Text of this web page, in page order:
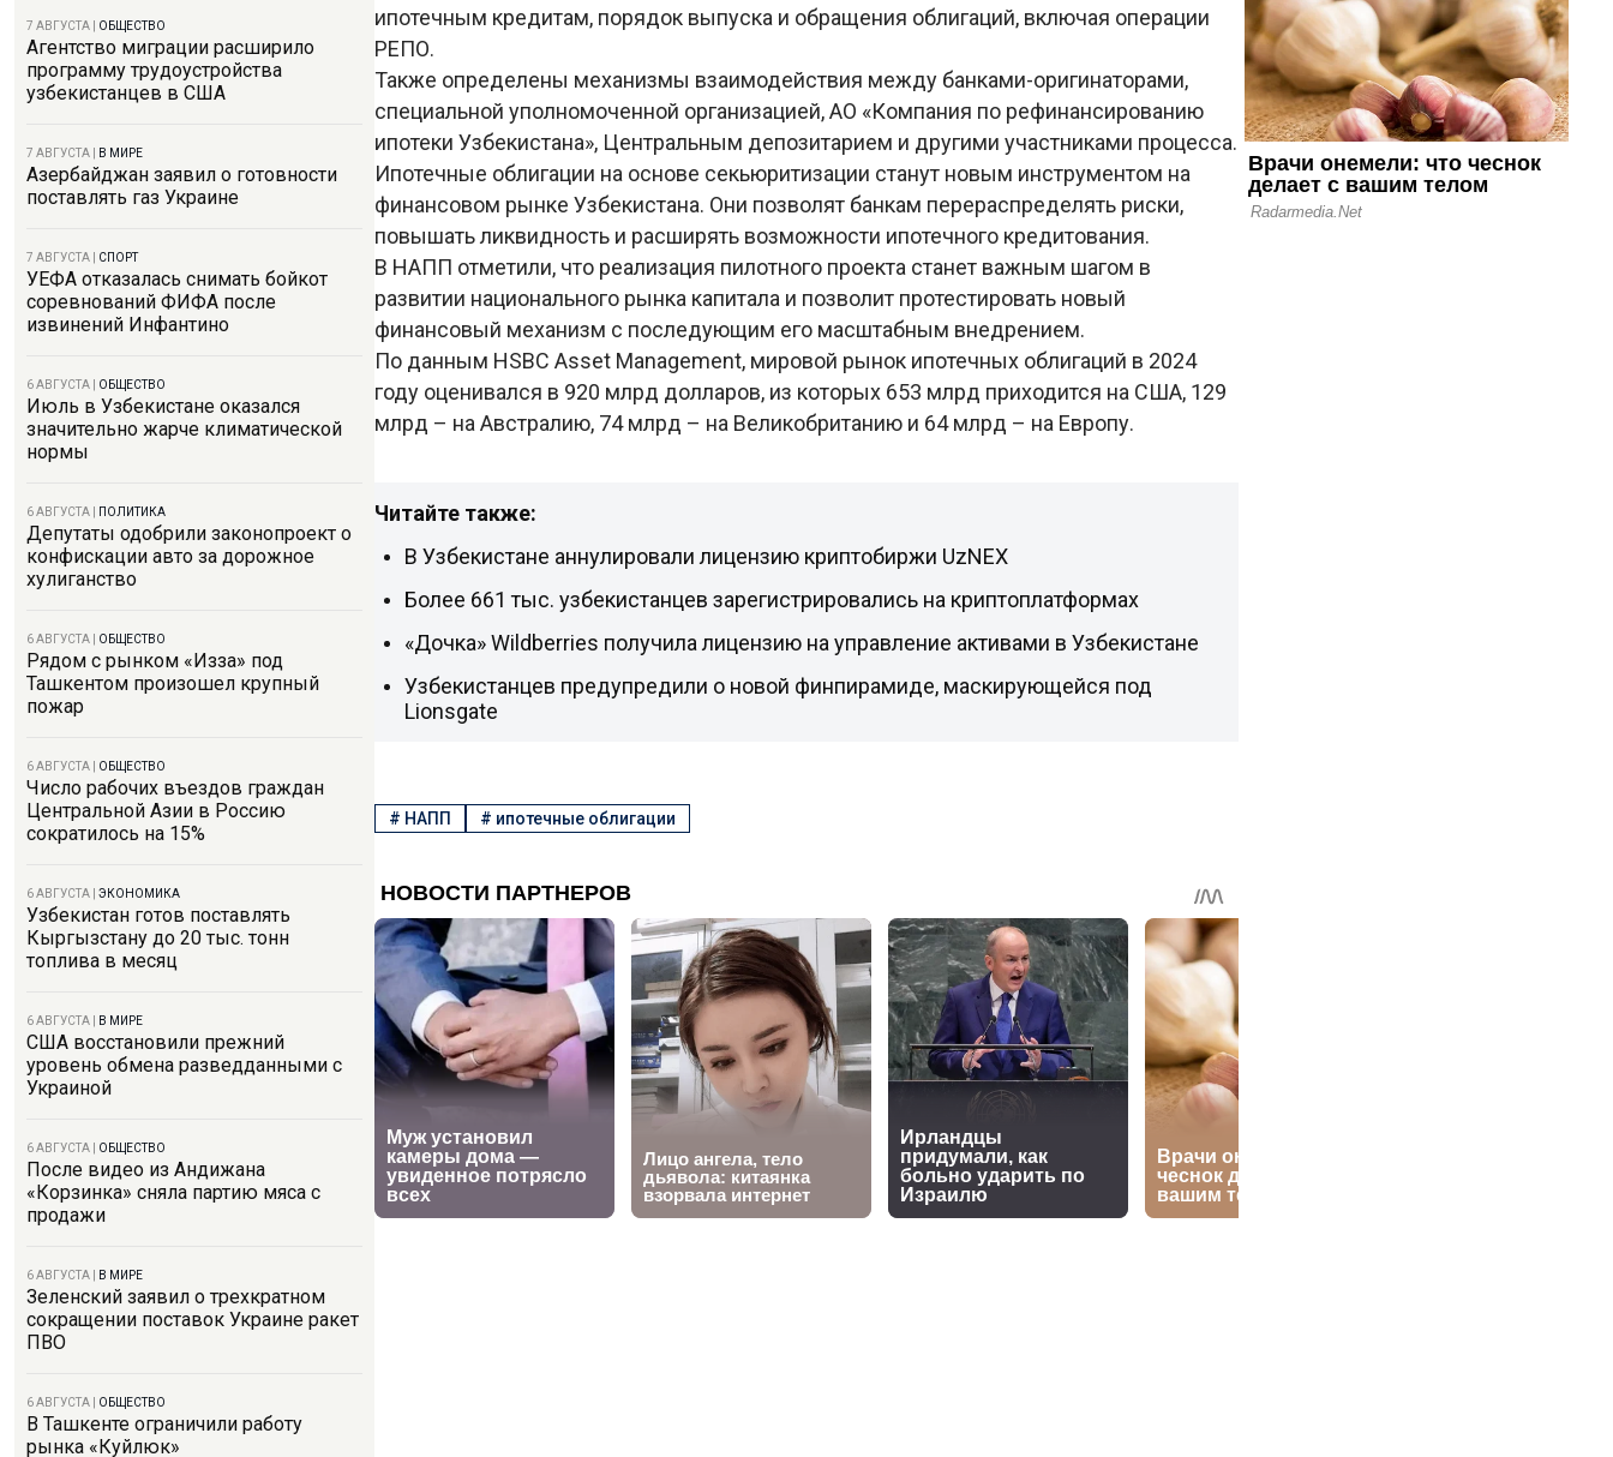
7 АВГУСТА ОБЩЕСТВО
Агентство миграции расширило
программу трудоустройства
узбекистанцев в США
7 АВГУСТА В МИРЕ
Азербайджан заявил о готовности
поставлять газ Украине
7 АВГУСТА СПОРТ
УЕФА отказалась снимать бойкот
соревнований ФИФА после
извинений Инфантино
6 АВГУСТА ОБЩЕСТВО
Июль в Узбекистане оказался
значительно жарче климатической
нормы
6 АВГУСТА ПОЛИТИКА
Депутаты одобрили законопроект о
конфискации авто за дорожное
хулиганство
6 АВГУСТА ОБЩЕСТВО
Рядом с рынком «Изза» под
Ташкентом произошел крупный
пожар
6 АВГУСТА ОБЩЕСТВО
Число рабочих въездов граждан
Центральной Азии в Россию
сократилось на 15%
6 АВГУСТА ЭКОНОМИКА
Узбекистан готов поставлять
Кыргызстану до 20 тыс. тонн
топлива в месяц
6 АВГУСТА В МИРЕ
США восстановили прежний
уровень обмена разведданными с
Украиной
6 АВГУСТА ОБЩЕСТВО
После видео из Андижана
«Корзинка» сняла партию мяса с
продажи
6 АВГУСТА В МИРЕ
Зеленский заявил о трехкратном
сокращении поставок Украине ракет
ПВО
6 АВГУСТА ОБЩЕСТВО
В Ташкенте ограничили работу
рынка «Куйлюк»
ипотечным кредитам, порядок выпуска и обращения облигаций, включая операции
РЕПО.
Также определены механизмы взаимодействия между банками-оригинаторами,
специальной уполномоченной организацией, АО «Компания по рефинансированию
ипотеки Узбекистана», Центральным депозитарием и другими участниками процесса.
Ипотечные облигации на основе секьюритизации станут новым инструментом на
финансовом рынке Узбекистана. Они позволят банкам перераспределять риски,
повышать ликвидность и расширять возможности ипотечного кредитования.
В НАПП отметили, что реализация пилотного проекта станет важным шагом в
развитии национального рынка капитала и позволит протестировать новый
финансовый механизм с последующим его масштабным внедрением.
По данным HSBC Asset Management, мировой рынок ипотечных облигаций в 2024
году оценивался в 920 млрд долларов, из которых 653 млрд приходится на США, 129
млрд – на Австралию, 74 млрд – на Великобританию и 64 млрд – на Европу.
Читайте также:
В Узбекистане аннулировали лицензию криптобиржи UzNEX
Более 661 тыс. узбекистанцев зарегистрировались на криптоплатформах
«Дочка» Wildberries получила лицензию на управление активами в Узбекистане
Узбекистанцев предупредили о новой финпирамиде, маскирующейся под
Lionsgate
# НАПП # ипотечные облигации